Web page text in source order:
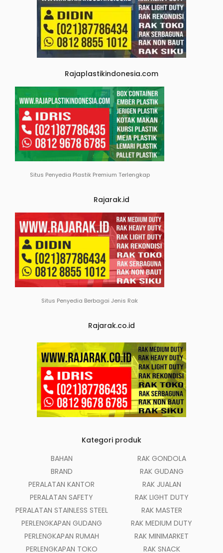
Rajaplastikindonesia.com
Situs Penyedia Plastik Premium Terlengkap
Rajarak.id
Situs Penyedia Berbagai Jenis Rak
Rajarak.co.id
Kategori produk
BAHAN
BRAND
PERALATAN KANTOR
PERALATAN SAFETY
PERALATAN STAINLESS STEEL
PERLENGKAPAN GUDANG
PERLENGKAPAN RUMAH
PERLENGKAPAN TOKO
RAK GONDOLA
RAK GUDANG
RAK JUALAN
RAK LIGHT DUTY
RAK MASTER
RAK MEDIUM DUTY
RAK MINIMARKET
RAK SNACK